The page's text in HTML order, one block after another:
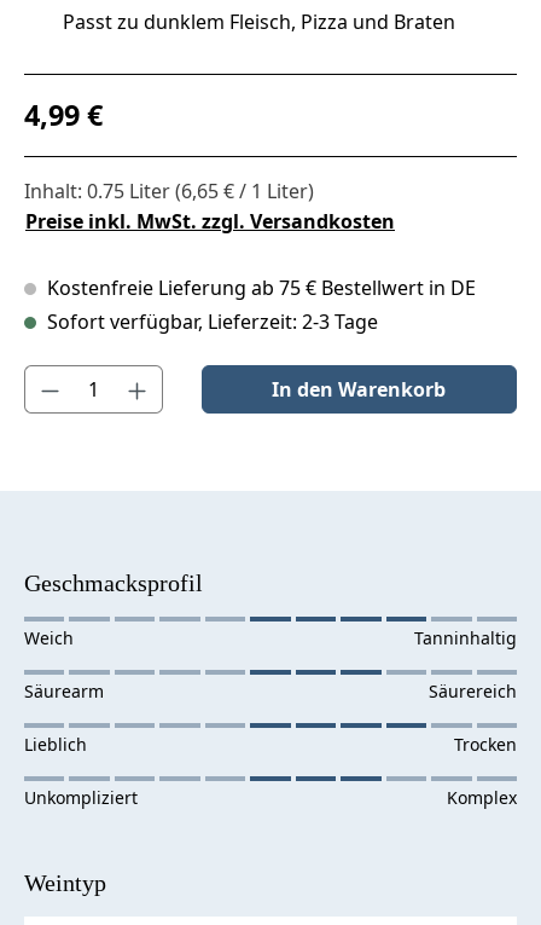
Passt zu dunklem Fleisch, Pizza und Braten
Regulärer Preis:
4,99 €
Inhalt: 0.75 Liter(6,65 € / 1 Liter)
Preise inkl. MwSt. zzgl. Versandkosten
Kostenfreie Lieferung ab 75 € Bestellwert in DE
Sofort verfügbar, Lieferzeit: 2-3 Tage
Produkt Anzahl: Gib den gewünschten Wert ein oder benutze
In den Warenkorb
Geschmacksprofil
Weintyp